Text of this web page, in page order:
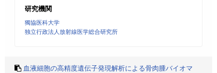
研究機関
獨協医科大学
独立行政法人放射線医学総合研究所
血液細胞の高精度遺伝子発現解析による骨肉腫バイオマ